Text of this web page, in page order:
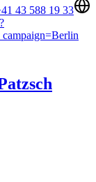
43 588 19 33